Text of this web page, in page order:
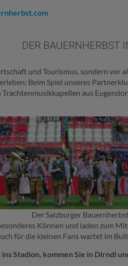
DER BAUERNHERBST
und Tourismus, sondern vor
Beim Spiel unseres
aus
Der Salzburger
Können und laden zum
für die kleinen Fans wartet im
Stadion, kommen Sie in Dirndl